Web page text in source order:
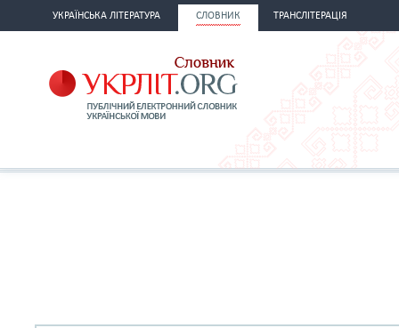
УКРАЇНСЬКА ЛІТЕРАТУРА СЛОВНИК ТРАНСЛІТЕРАЦІЯ